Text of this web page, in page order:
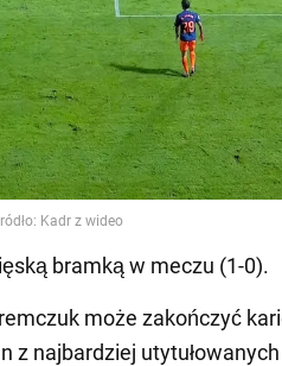
bramką w meczu (1-0).
może zakończyć
z najbardziej